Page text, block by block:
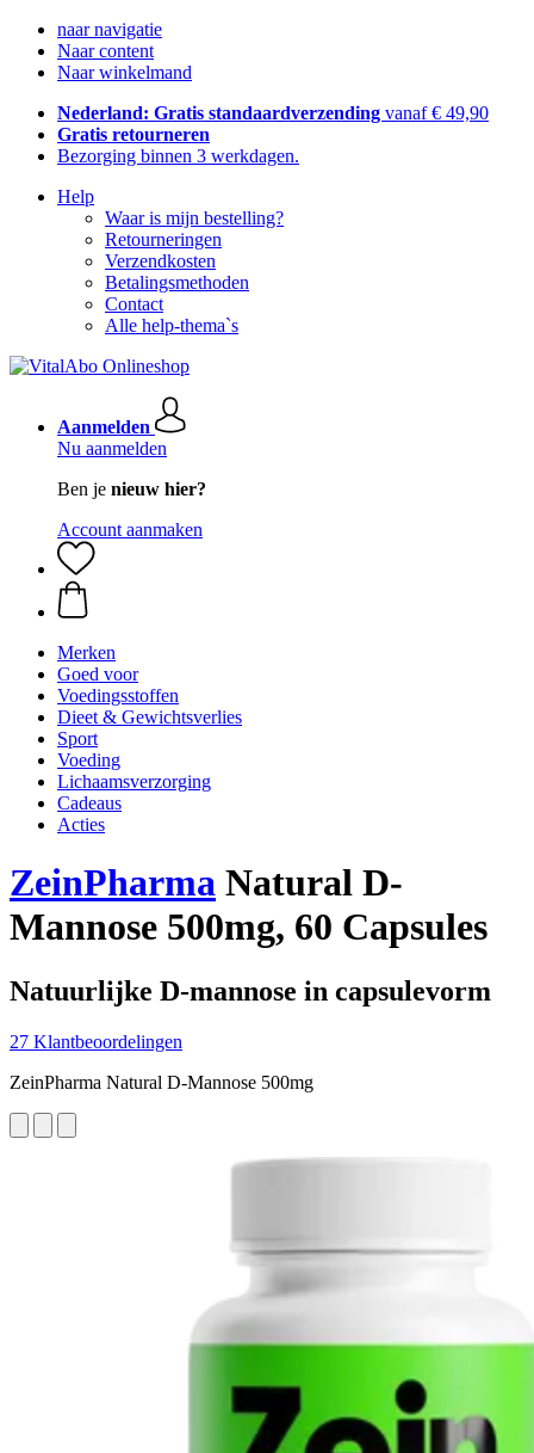
naar navigatie
Naar content
Naar winkelmand
Nederland: Gratis standaardverzending vanaf € 49,90
Gratis retourneren
Bezorging binnen 3 werkdagen.
Help
Waar is mijn bestelling?
Retourneringen
Verzendkosten
Betalingsmethoden
Contact
Alle help-thema`s
Aanmelden
Nu aanmelden
Ben je nieuw hier?
Account aanmaken
Merken
Goed voor
Voedingsstoffen
Dieet & Gewichtsverlies
Sport
Voeding
Lichaamsverzorging
Cadeaus
Acties
ZeinPharma Natural D-
Mannose 500mg, 60 Capsules
Natuurlijke D-mannose in capsulevorm
27 Klantbeoordelingen
ZeinPharma Natural D-Mannose 500mg